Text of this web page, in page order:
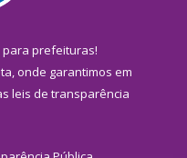
para prefeituras!
onde garantimos em
leis de transparência